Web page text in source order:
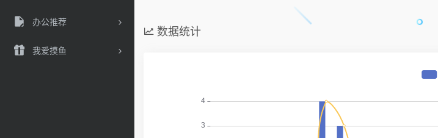
办公推荐
我爱摸鱼
数据统计